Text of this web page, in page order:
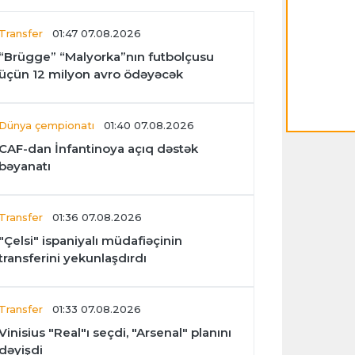
01:47 07.08.2026
“Malyorka”nın futbolçusu
12 milyon avro ödəyəcək
çempionatı 01:40 07.08.2026
dan İnfantinoya açıq dəstək
01:36 07.08.2026
ispaniyalı müdafiəçinin
yekunlaşdırdı
01:33 07.08.2026
"Real"ı seçdi, "Arsenal" planını